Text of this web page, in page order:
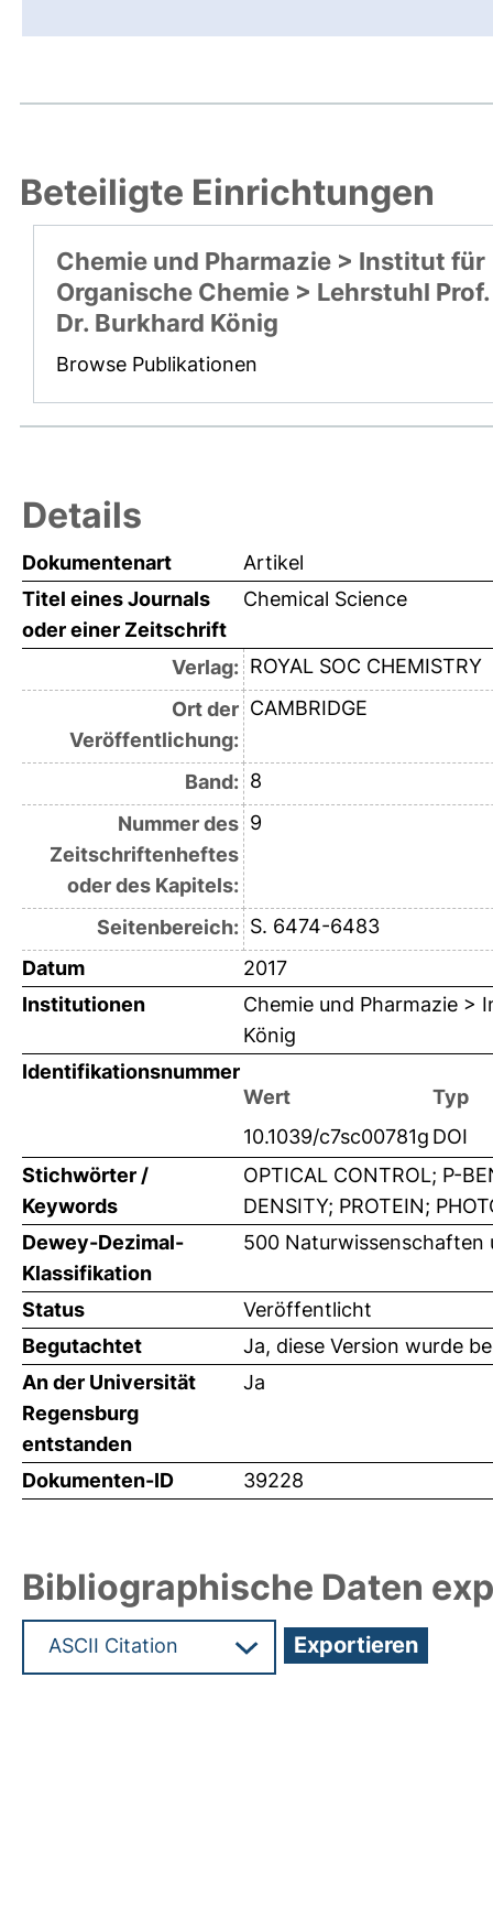
Beteiligte Einrichtungen
Chemie und Pharmazie > Institut für
Organische Chemie > Lehrstuhl Prof.
Dr. Burkhard König
Browse Publikationen
Details
Dokumentenart
Artikel
Titel eines Journals
oder einer Zeitschrift
Chemical Science
Verlag: ROYAL SOC CHEMISTRY
Ort der
Veröffentlichung:
CAMBRIDGE
Band: 8
Nummer des
Zeitschriftenheftes
oder des Kapitels:
9
Seitenbereich: S. 6474-6483
Datum
2017
Institutionen
Chemie und Pharmazie >
König
Identifikationsnummer
Wert
Typ
10.1039/c7sc00781g DOI
Stichwörter /
Keywords
OPTICAL CONTROL; P-
DENSITY; PROTEIN;
Dewey-Dezimal-
Klassifikation
500 Naturwissenschaften
Status
Veröffentlicht
Begutachtet
Ja, diese Version wurde
An der Universität
Regensburg
entstanden
Ja
Dokumenten-ID 39228
Bibliographische Daten